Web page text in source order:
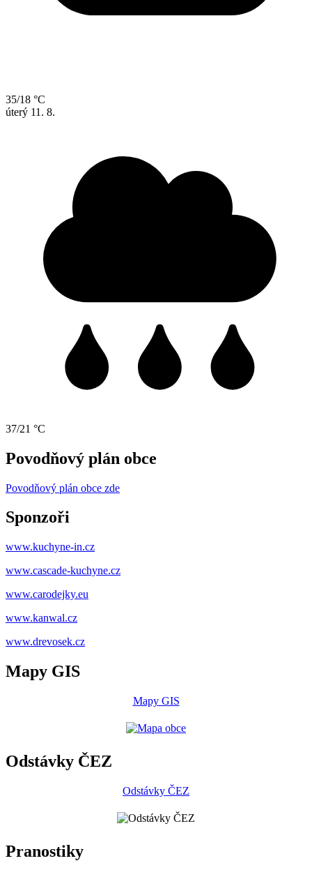
35/18 °C
úterý 11. 8.
37/21 °C
Povodňový plán obce
Povodňový plán obce zde
Sponzoři
www.kuchyne-in.cz
www.cascade-kuchyne.cz
www.carodejky.eu
www.kanwal.cz
www.drevosek.cz
Mapy GIS
Mapy GIS
Odstávky ČEZ
Odstávky ČEZ
Pranostiky